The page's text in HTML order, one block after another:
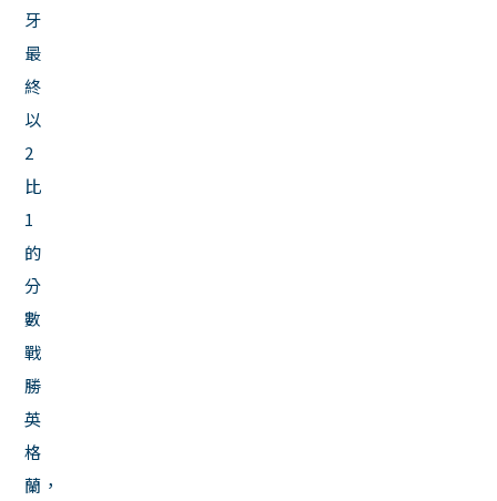
牙
最
終
以
2
比
1
的
分
數
戰
勝
英
格
蘭，